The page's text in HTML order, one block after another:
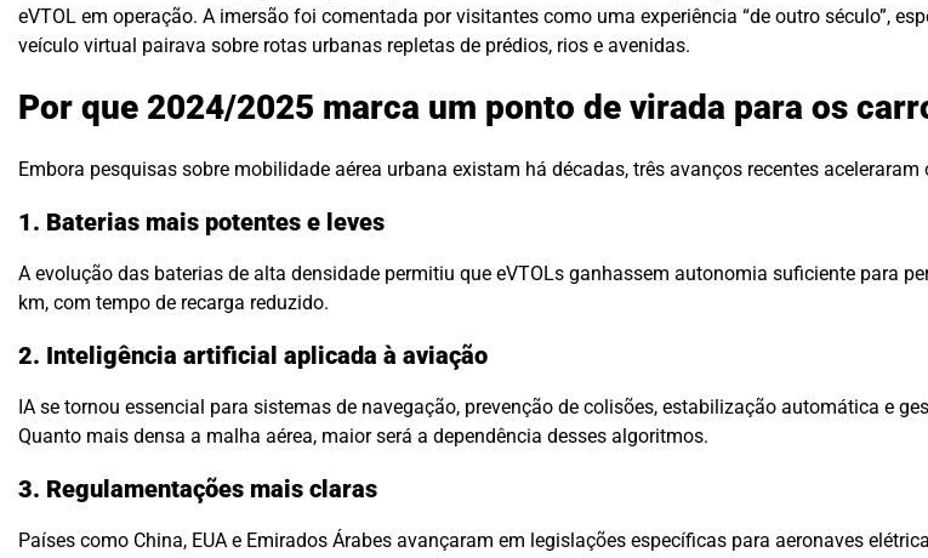
eVTOL em operação. A imersão foi comentada por visitantes como uma experiência “de outro século”,
veículo virtual pairava sobre rotas urbanas repletas de prédios, rios e avenidas.
Por que 2024/2025 marca um ponto de virada para os
Embora pesquisas sobre mobilidade aérea urbana existam há décadas, três avanços recentes aceleraram
1. Baterias mais potentes e leves
A evolução das baterias de alta densidade permitiu que eVTOLs ganhassem autonomia suficiente para
km, com tempo de recarga reduzido.
2. Inteligência artificial aplicada à aviação
IA se tornou essencial para sistemas de navegação, prevenção de colisões, estabilização automática e
Quanto mais densa a malha aérea, maior será a dependência desses algoritmos.
3. Regulamentações mais claras
Países como China, EUA e Emirados Árabes avançaram em legislações específicas para aeronaves